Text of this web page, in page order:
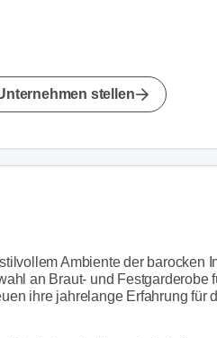
stellen
Ambiente der barocken
an Braut- und Festgarderobe
ihre jahrelange Erfahrung für